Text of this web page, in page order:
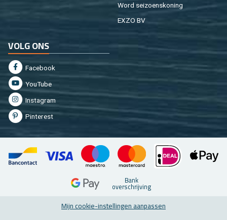
Word sei­zoens­ko­ning
EXZO BV
VOLG ONS
Fa­cebook
You­Tu­be
In­st­agram
Pin­te­rest
Bank
over­schrij­ving
Mijn coo­kie-in­stel­lin­gen aan­pas­sen